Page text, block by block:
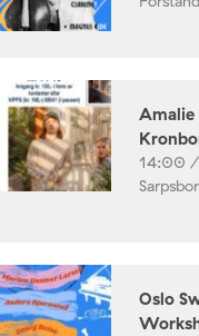
Amalie
14:00 /
Oslo